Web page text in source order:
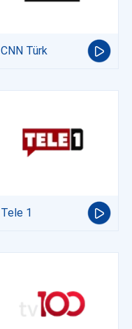
CNN Türk
Tele 1